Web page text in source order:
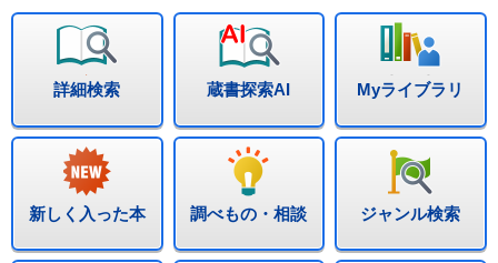
詳細検索 蔵書探索AI Myライブラリ
新しく入った本 調べもの・相談 ジャンル検索